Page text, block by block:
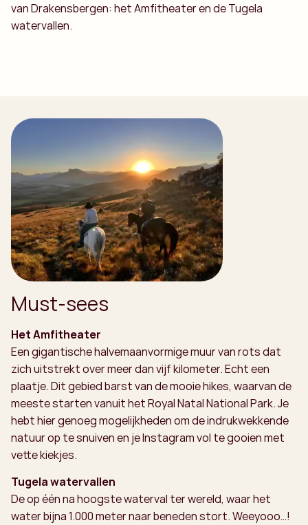
van Drakensbergen: het Amfitheater en de Tugela
watervallen.
Must-sees
Het Amfitheater
Een gigantische halvemaanvormige muur van rots dat
zich uitstrekt over meer dan vijf kilometer. Echt een
plaatje. Dit gebied barst van de mooie hikes, waarvan de
meeste starten vanuit het Royal Natal National Park. Je
hebt hier genoeg mogelijkheden om de indrukwekkende
natuur op te snuiven en je Instagram vol te gooien met
vette kiekjes.
Tugela watervallen
De op één na hoogste waterval ter wereld, waar het
water bijna 1.000 meter naar beneden stort. Weeyooo…!